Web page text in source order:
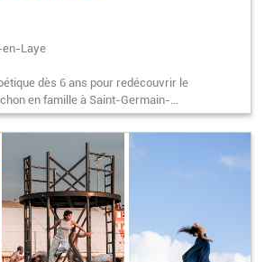
en-Laye
dès 6 ans pour redécouvrir le
en famille à Saint-Germain-…